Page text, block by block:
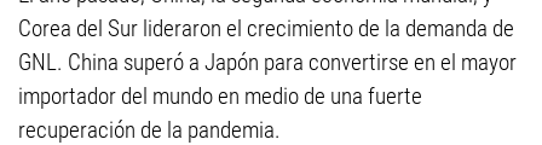
Corea del Sur lideraron el crecimiento de la demanda de
GNL. China superó a Japón para convertirse en el mayor
importador del mundo en medio de una fuerte
recuperación de la pandemia.